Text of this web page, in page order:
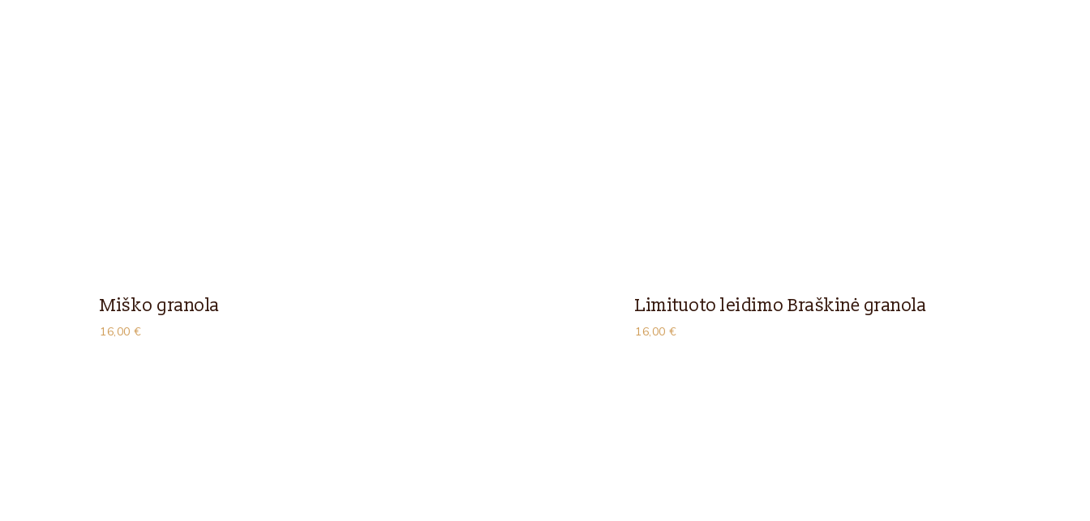
Miško granola
16,00 €
Limituoto leidimo Braškinė granola
16,00€